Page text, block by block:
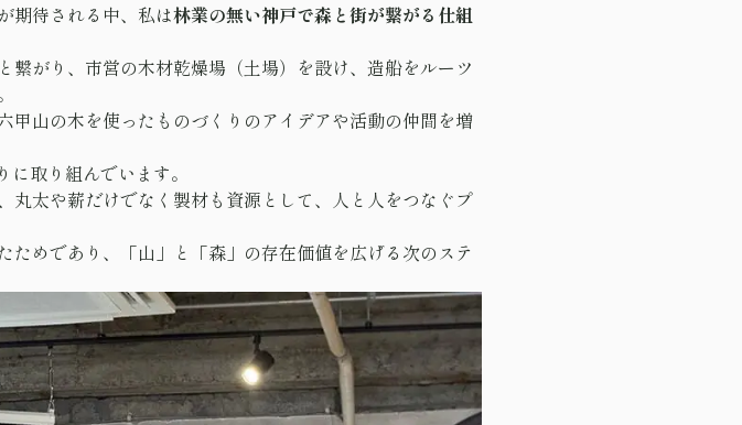
期待される中、私は林業の無い神戸で森と街が繋がる仕組
がり、市営の木材乾燥場（土場）を設け、造船をルーツ
山の木を使ったものづくりのアイデアや活動の仲間を増
に取り組んでいます。
太や薪だけでなく製材も資源として、人と人をつなぐプ
めであり、「山」と「森」の存在価値を広げる次のステ